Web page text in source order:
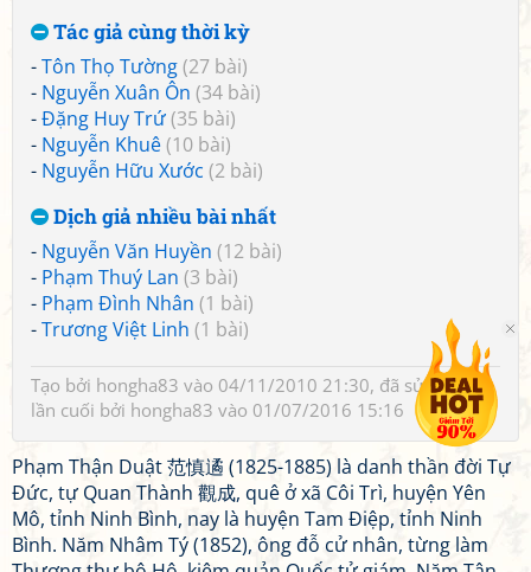
Tác giả cùng thời kỳ
-Tôn Thọ Tường(27 bài)
- Nguyễn Xuân Ôn (34 bài)
-Đặng Huy Trứ(35 bài)
- Nguyễn Khuê(10 bài)
- Nguyễn Hữu Xước (2 bài)
Dịch giả nhiều bài nhất
- Nguyễn Văn Huyền (12 bài)
- Phạm Thuý Lan (3 bài)
- Phạm Đình Nhân (1 bài)
-Trương Việt Linh (1 bài)
Tạo bởi hongha83 vào 04/11/2010 21:30, đã sửa 1 lần,
lần cuối bởi hongha83 vào 01/07/2016 15:16
Phạm Thận Duật 范慎遹 (1825-1885) là danh thần đời Tự
Đức, tự Quan Thành 觀成, quê ở xã Côi Trì, huyện Yên
Mô, tỉnh Ninh Bình, nay là huyện Tam Điệp, tỉnh Ninh
Bình. Năm Nhâm Tý (1852), ông đỗ cử nhân, từng làm